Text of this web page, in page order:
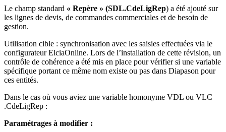
Le champ standard « Repère » (SDL.CdeLigRep) a été ajouté sur
les lignes de devis, de commandes commerciales et de besoin de
gestion.
Utilisation cible : synchronisation avec les saisies effectuées via le
configurateur ElciaOnline. Lors de l’installation de cette révision, un
contrôle de cohérence a été mis en place pour vérifier si une variable
spécifique portant ce même nom existe ou pas dans Diapason pour
ces entités.
Dans le cas où vous aviez une variable homonyme VDL ou VLC
.CdeLigRep :
Paramétrages à modifier :